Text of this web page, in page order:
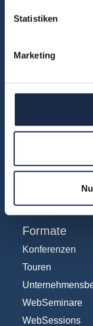
Statistiken
Marketing
Abo &
Fachübergreifend
IT und Digital
Marketing
Social &
Formate
Konferenzen
Touren
WebSeminare
WebSessions